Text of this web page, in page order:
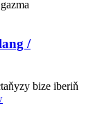
/
bize iberiň